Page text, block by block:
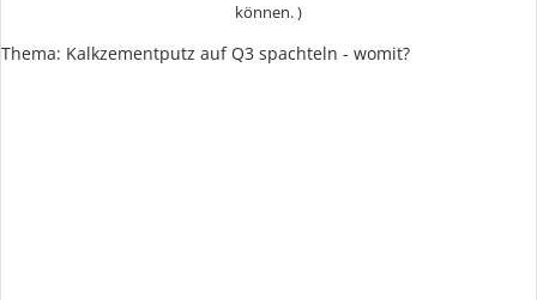
können. )
Thema: Kalkzementputz auf Q3 spachteln - womit?